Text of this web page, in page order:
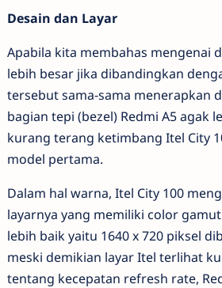
Desain dan Layar
Apabila kita membahas mengenai
lebih besar jika dibandingkan
tersebut sama-sama menerapkan
bagian tepi (bezel) Redmi A5 agak
kurang terang ketimbang Itel City
model pertama.
Dalam hal warna, Itel City 100
layarnya yang memiliki color
lebih baik yaitu 1640 x 720 piksel
meski demikian layar Itel terlihat
tentang kecepatan refresh rate,